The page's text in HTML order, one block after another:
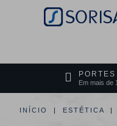
Em mais de
INÍCIO ESTÉTICA